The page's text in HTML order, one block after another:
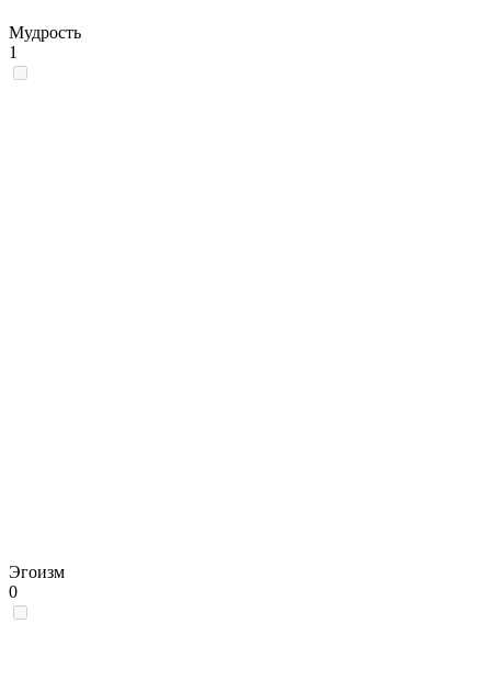
Мудрость
1
Эгоизм
0